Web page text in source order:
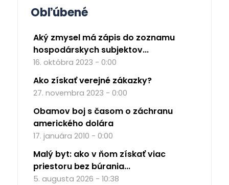
Obľúbené
Aký zmysel má zápis do zoznamu
hospodárskych subjektov...
16. októbra 2023 - 0:00
Ako získať verejné zákazky?
27. novembra 2023 - 0:00
Obamov boj s časom o záchranu
amerického dolára
17. januára 2010 - 0:00
Malý byt: ako v ňom získať viac
priestoru bez búrania...
5. augusta 2026 - 10:38